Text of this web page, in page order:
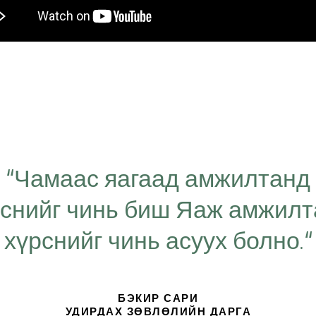
“Чамаас яагаад амжилтанд
чинь биш Яаж
хүрснийг чинь асуух болно.“
БЭКИР САРИ
УДИРДАХ ЗӨВЛӨЛИЙН ДАРГА